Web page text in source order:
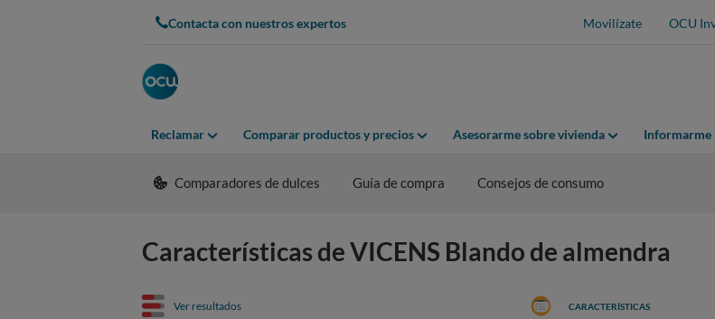
Contacta con nuestros expertos Movilízate OCU
Reclamar Comparar productos y precios Asesorarme sobre vivienda Informarme
Comparadores de dulces Guía de compra Consejos de consumo
Características de VICENS Blando de almendra
Ver resultados CARACTERÍSTICAS